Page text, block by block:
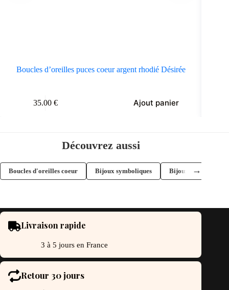
Boucles d’oreilles puces coeur argent rhodié Désirée
35.00 € Ajout panier
Découvrez aussi
Boucles d'oreilles coeur Bijoux symboliques Bijoux romantiques
→
Livraison rapide
3 à 5 jours en France
Retour 30 jours